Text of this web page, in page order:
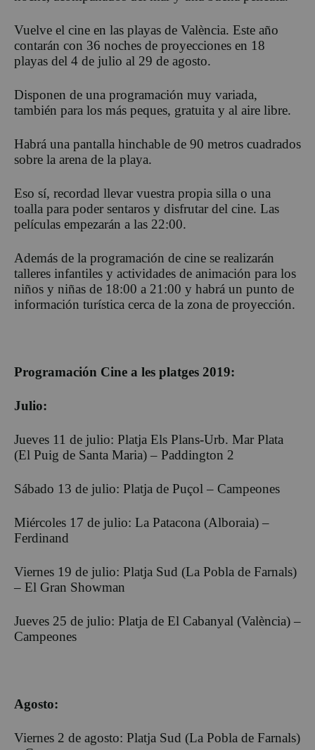
Vuelve el cine en las playas de València. Este año
contarán con 36 noches de proyecciones en 18
playas del 4 de julio al 29 de agosto.
Disponen de una programación muy variada,
también para los más peques, gratuita y al aire libre.
Habrá una pantalla hinchable de 90 metros cuadrados
sobre la arena de la playa.
Eso sí, recordad llevar vuestra propia silla o una
toalla para poder sentaros y disfrutar del cine. Las
películas empezarán a las 22:00.
Además de la programación de cine se realizarán
talleres infantiles y actividades de animación para los
niños y niñas de 18:00 a 21:00 y habrá un punto de
información turística cerca de la zona de proyección.
Programación Cine a les platges 2019:
Julio:
Jueves 11 de julio: Platja Els Plans-Urb. Mar Plata
(El Puig de Santa Maria) – Paddington 2
Sábado 13 de julio: Platja de Puçol – Campeones
Miércoles 17 de julio: La Patacona (Alboraia) –
Ferdinand
Viernes 19 de julio: Platja Sud (La Pobla de Farnals)
– El Gran Showman
Jueves 25 de julio: Platja de El Cabanyal (València) –
Campeones
Agosto:
Viernes 2 de agosto: Platja Sud (La Pobla de Farnals)